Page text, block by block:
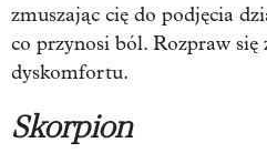
zmuszając cię do podjęcia
co przynosi ból. Rozpraw się
dyskomfortu.
Skorpion